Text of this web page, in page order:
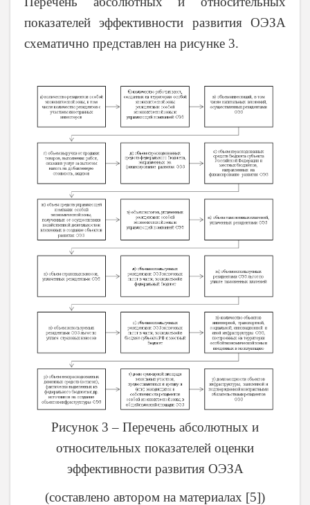
показателей эффективности развития ОЭЗА
схематично представлен на рисунке 3.
Рисунок 3 – Перечень абсолютных и
относительных показателей оценки
эффективности развития ОЭЗА
(составлено автором на материалах [5])